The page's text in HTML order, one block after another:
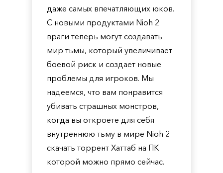
даже самых впечатляющих юков.
С новыми продуктами Nioh 2
враги теперь могут создавать
мир тьмы, который увеличивает
боевой риск и создает новые
проблемы для игроков. Мы
надеемся, что вам понравится
убивать страшных монстров,
когда вы откроете для себя
внутреннюю тьму в мире Nioh 2
скачать торрент Хаттаб на ПК
которой можно прямо сейчас.